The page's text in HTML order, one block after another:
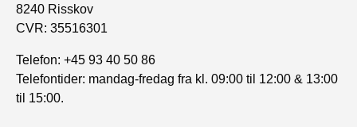
8240 Risskov
CVR: 35516301
Telefon: +45 93 40 50 86
Telefontider: mandag-fredag fra kl. 09:00 til 12:00 & 13:00
til 15:00.